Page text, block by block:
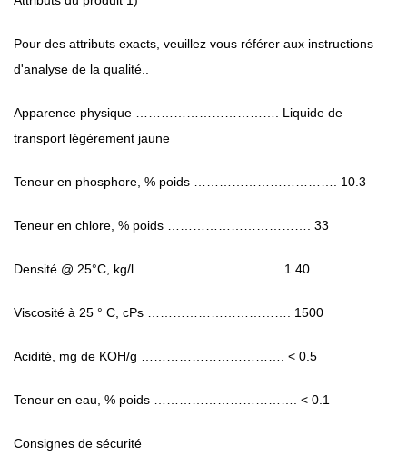
Pour des attributs exacts, veuillez vous référer aux instructions
d'analyse de la qualité..
Apparence physique ……………………………. Liquide de
transport légèrement jaune
Teneur en phosphore, % poids ……………………………. 10.3
Teneur en chlore, % poids ……………………………. 33
Densité @ 25°C, kg/l ……………………………. 1.40
Viscosité à 25 ° C, cPs ……………………………. 1500
Acidité, mg de KOH/g ……………………………. < 0.5
Teneur en eau, % poids ……………………………. < 0.1
Consignes de sécurité